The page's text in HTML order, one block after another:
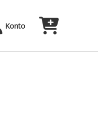
Konto